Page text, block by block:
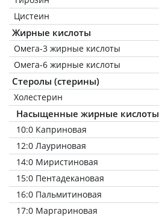
Цистеин
Жирные кислоты
Омега-3 жирные кислоты
Омега-6 жирные кислоты
Стеролы (стерины)
Холестерин
Насыщенные жирные кислоты
10:0 Каприновая
12:0 Лауриновая
14:0 Миристиновая
15:0 Пентадекановая
16:0 Пальмитиновая
17:0 Маргариновая